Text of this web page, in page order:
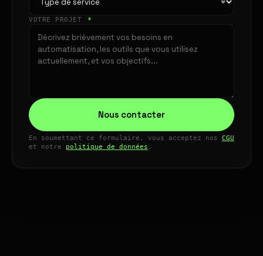
VOTRE PROJET *
Nous contacter
En soumettant ce formulaire, vous acceptez nos CGU
et notre politique de données .